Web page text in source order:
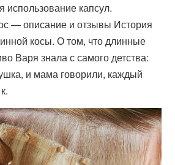
использование капсул.
— описание и отзывы История
косы. О том, что длинные
Варя знала с самого детства:
и мама говорили, каждый